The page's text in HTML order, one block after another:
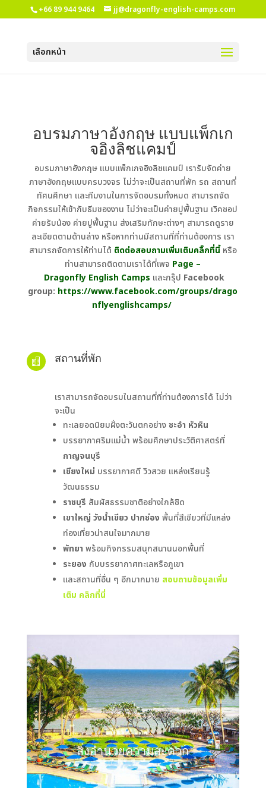
+66 89 944 9464 jj@dragonfly-english-camps.com
เลือกหน้า
อบรมภาษาอังกฤษ แบบแพ็กเก
จอิงลิชแคมป์
อบรมภาษาอังกฤษ แบบแพ็กเกจอิงลิชแคมป์ เรารับจัดค่าย
ภาษาอังกฤษแบบครบวงจร ไม่ว่าจะเป็นสถานที่พัก รถ สถานที่
ทัศนศึกษา และทีมงานในการจัดอบรมทั้งหมด สามารถจัด
กิจกรรมให้เข้ากับธีมของงาน ไม่ว่าจะเป็นค่ายปูพื้นฐาน เวิคชอป
ค่ายรับน้อง ค่ายปูพื้นฐาน ส่งเสริมทักษะต่างๆ สามารถดูราย
ละเอียดตามด้านล่าง หรือหากท่านมีสถานที่ที่ท่านต้องการ เรา
สามารถจัดการให้ท่านได้ ติดต่อสอบถามเพิ่มเติมคลิ๊กที่นี้หรือ
ท่านสามารถติดตามเราได้ที่เพจ Page –
Dragonfly English Camps และกรุ๊ป Facebook
group: https://www.facebook.com/groups/drago
nflyenglishcamps/
 สถานที่พัก
เราสามารถจัดอบรมในสถานที่ที่ท่านต้องการได้ ไม่ว่า
จะเป็น
ทะเลยอดนิยมฝั่งตะวันตกอย่างชะอำ หัวหิน
บรรยากาศริมแม่น้ำ พร้อมศึกษาประวัติศาสตร์ที่
กาญจนบุรี
เชียงใหม่ บรรยากาศดี วิวสวย แหล่งเรียนรู้
วัฒนธรรม
ราชบุรี สัมผัสธรรมชาติอย่างใกล้ชิด
เขาใหญ่ วังน้ำเขียว ปากช่อง พื้นที่สีเขียวที่มีแหล่ง
ท่องเที่ยวน่าสนใจมากมาย
พัทยา พร้อมกิจกรรมสนุกสนานนอกพื้นที่
ระยอง กับบรรยากาศทะเลหรือภูเขา
และสถานที่อื่น ๆ อีกมากมาย สอบถามข้อมูลเพิ่ม
เติม คลิกที่น
สิ่งอำนวยความสะดวก